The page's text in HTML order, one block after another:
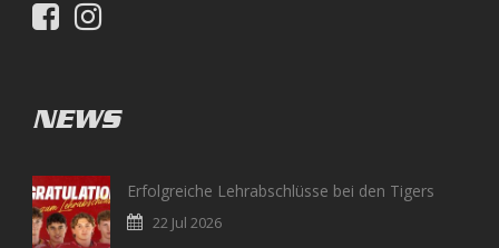
NEWS
Erfolgreiche Lehrabschlüsse bei den Tigers
22 Jul 2026